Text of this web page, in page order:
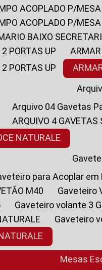
ACOPLADO P/
ACOPLADO P/
BAIXO
PORTAS UP
PORTAS UP
Arquivo 04 Gavetas
ARQUIVO 4
NATURALE
para Acoplar
M40
Gaveteiro volante 3
Gaveteiro
Mesas